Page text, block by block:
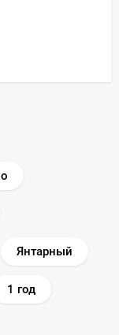
Янтарный
1 год